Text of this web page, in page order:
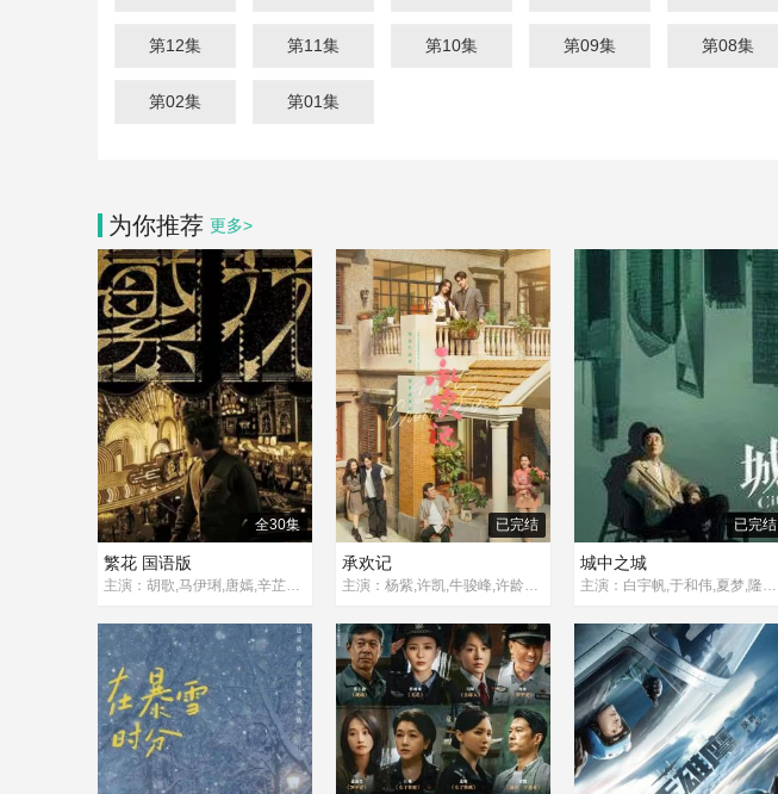
第12集 第11集 第10集 第09集 第08集
第02集 第01集
为你推荐 更多>
全30集
繁花 国语版
主演：胡歌,马伊琍,唐嫣,辛芷蕾,游本昌,郑恺,陈龙,吴越,姜逸磊,董勇,黄觉,陈国庆,曾美慧孜,范湉湉,佟晨洁,王菊,林熙蕾,喻恩泰,金宇澄
已完结
承欢记
主演：杨紫,许凯,牛骏峰,许龄月,张耀,何赛飞,姚安濂,吴彦姝
已完结
城中之城
主演：白宇帆,于和伟,夏梦,隆妮,王骁,冯嘉怡,王劲松,杨子姗,陈瑾,涂松岩,章申,张建亚,邢岷山,李颖,节冰,李洪涛,姚一奇,冷纪元,刘若嫣,封新天,顾宇峰,虞金泽,董晴,严永瑄,高蓓蓓,杨雨婷,文静,彭赛,都兰,曲高位,韦奕波,许国栋,张衣,牛北壬,姚卓君